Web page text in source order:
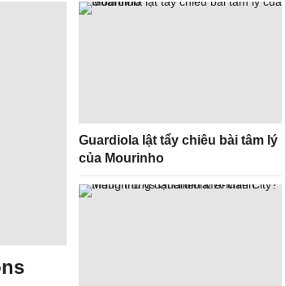
Guardiola lật tẩy chiêu bài tâm lý
của Mourinho